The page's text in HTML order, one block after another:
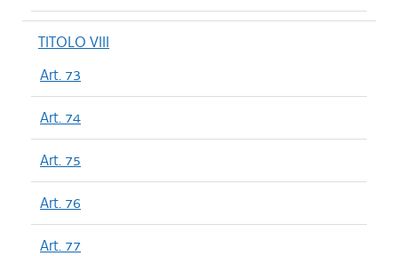
TITOLO VIII
Art. 73
Art. 74
Art. 75
Art. 76
Art. 77